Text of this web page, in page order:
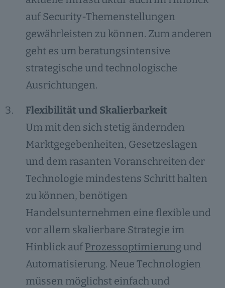
auf Security-Themenstellungen
gewährleisten zu können. Zum anderen
geht es um beratungsintensive
strategische und technologische
Ausrichtungen.
Flexibilität und Skalierbarkeit
Um mit den sich stetig ändernden
Marktgegebenheiten, Gesetzeslagen
und dem rasanten Voranschreiten der
Technologie mindestens Schritt halten
zu können, benötigen
Handelsunternehmen eine flexible und
vor allem skalierbare Strategie im
Hinblick aufProzessoptimierung und
Automatisierung. Neue Technologien
müssen möglichst einfach und